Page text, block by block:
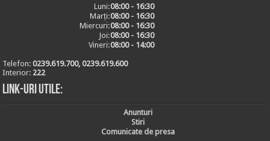
Luni:08:00 - 16:30
Marți:08:00 - 16:30
Miercuri:08:00 - 16:30
Joi:08:00 - 16:30
Vineri:08:00 - 14:00
Telefon:0239.619.700, 0239.619.600
Interior: 222
Link-uri utile:
Anunturi
Stiri
Comunicate de presa